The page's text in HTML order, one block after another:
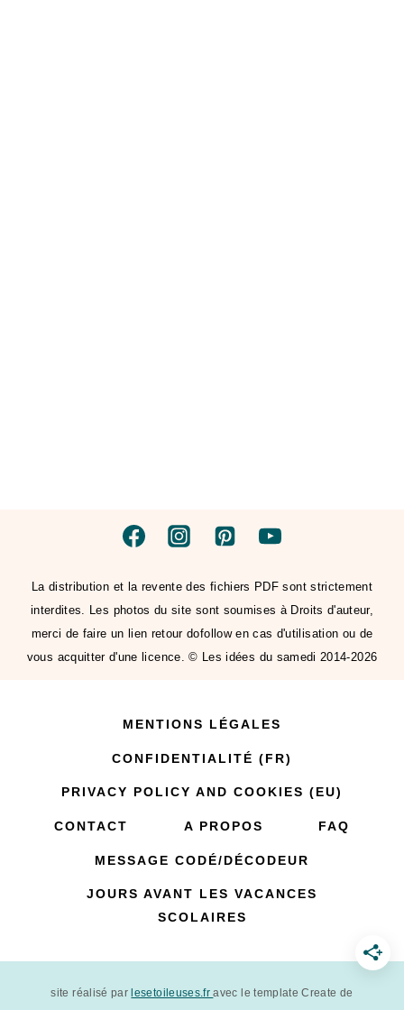
La distribution et la revente des fichiers PDF sont strictement
interdites. Les photos du site sont soumises à Droits d'auteur,
merci de faire un lien retour dofollow en cas d'utilisation ou de
vous acquitter d'une licence. © Les idées du samedi 2014-2026
MENTIONS LÉGALES
CONFIDENTIALITÉ (FR)
PRIVACY POLICY AND COOKIES (EU)
CONTACT A PROPOS FAQ
MESSAGE CODÉ/DÉCODEUR
JOURS AVANT LES VACANCES
SCOLAIRES
site réalisé par lesetoileuses.fravec le template Create de